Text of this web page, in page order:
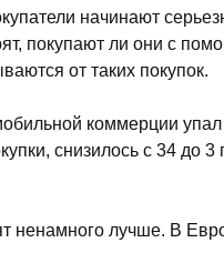
начинают
покупают ли они с
от таких покупок.
коммерции
снизилось с 34 до 3
ненамного лучше. В